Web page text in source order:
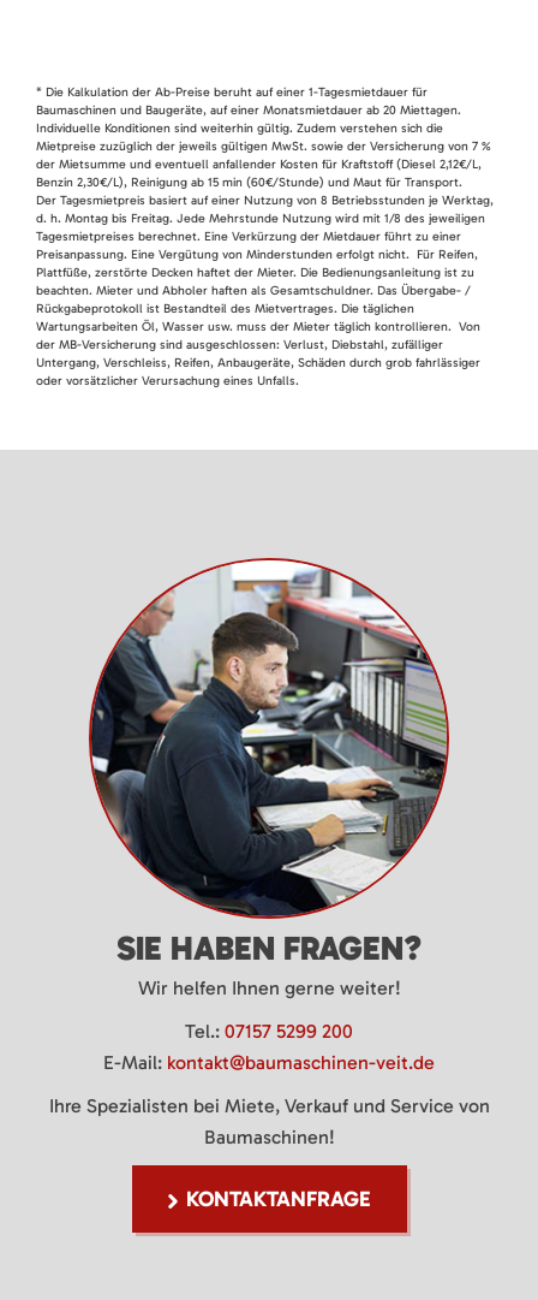
* Die Kalkulation der Ab-Preise beruht auf einer 1-Tagesmietdauer für
Baumaschinen und Baugeräte, auf einer Monatsmietdauer ab 20 Miettagen.
Individuelle Konditionen sind weiterhin gültig. Zudem verstehen sich die
Mietpreise zuzüglich der jeweils gültigen MwSt. sowie der Versicherung von 7 %
der Mietsumme und eventuell anfallender Kosten für Kraftstoff (Diesel 2,12€/L,
Benzin 2,30€/L), Reinigung ab 15 min (60€/Stunde) und Maut für Transport.
Der Tagesmietpreis basiert auf einer Nutzung von 8 Betriebsstunden je Werktag,
d. h. Montag bis Freitag. Jede Mehrstunde Nutzung wird mit 1/8 des jeweiligen
Tagesmietpreises berechnet. Eine Verkürzung der Mietdauer führt zu einer
Preisanpassung. Eine Vergütung von Minderstunden erfolgt nicht. Für Reifen,
Plattfüße, zerstörte Decken haftet der Mieter. Die Bedienungsanleitung ist zu
beachten. Mieter und Abholer haften als Gesamtschuldner. Das Übergabe- /
Rückgabeprotokoll ist Bestandteil des Mietvertrages. Die täglichen
Wartungsarbeiten Öl, Wasser usw. muss der Mieter täglich kontrollieren. Von
der MB-Versicherung sind ausgeschlossen: Verlust, Diebstahl, zufälliger
Untergang, Verschleiss, Reifen, Anbaugeräte, Schäden durch grob fahrlässiger
oder vorsätzlicher Verursachung eines Unfalls.
SIE HABEN FRAGEN?
Wir helfen Ihnen gerne weiter!
Tel.: 07157 5299 200
E-Mail: kontakt@baumaschinen-veit.de
Ihre Spezialisten bei Miete, Verkauf und Service von
Baumaschinen!
KONTAKTANFRAGE